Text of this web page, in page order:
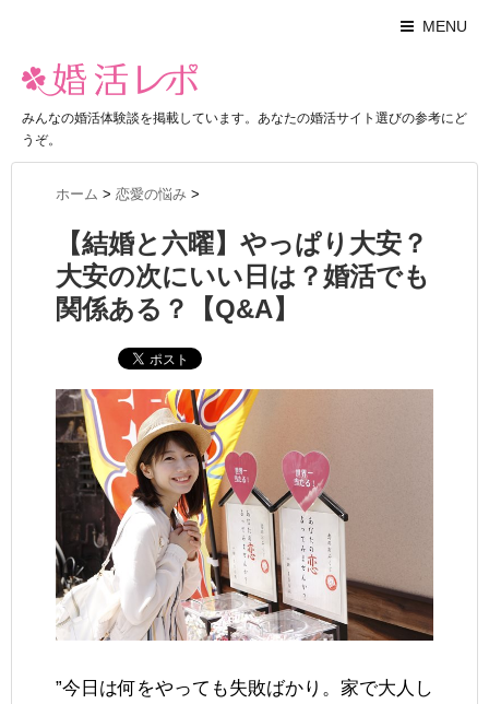
MENU
みんなの婚活体験談を掲載しています。あなたの婚活サイト選びの参考にど
うぞ。
ホーム > 恋愛の悩み >
【結婚と六曜】やっぱり大安？
大安の次にいい日は？婚活でも
関係ある？【Q&A】
”今日は何をやっても失敗ばかり。家で大人し